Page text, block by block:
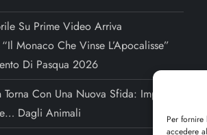
Per
accedere
Su Prime Video Arriva
Monaco Che Vinse L’Apocalisse”
Di Pasqua 2026
Con Una Nuova Sfida: Imparare
Dagli Animali